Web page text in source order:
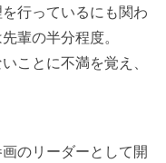
行っているにも関わ
輩の半分程度。
ことに不満を覚え、
のリーダーとして開